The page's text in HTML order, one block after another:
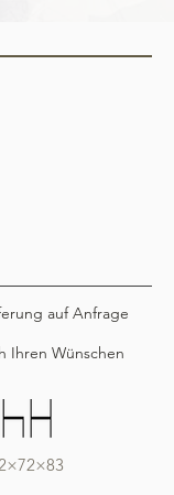
auf Anfrage
Ihren Wünschen